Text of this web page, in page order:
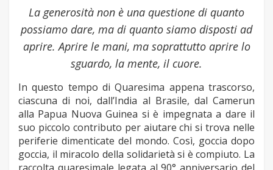
La generosità non è una questione di quanto
possiamo dare, ma di quanto siamo disposti ad
aprire. Aprire le mani, ma soprattutto aprire lo
sguardo, la mente, il cuore.
In questo tempo di Quaresima appena trascorso,
ciascuna di noi, dall’India al Brasile, dal Camerun
alla Papua Nuova Guinea si è impegnata a dare il
suo piccolo contributo per aiutare chi si trova nelle
periferie dimenticate del mondo. Così, goccia dopo
goccia, il miracolo della solidarietà si è compiuto. La